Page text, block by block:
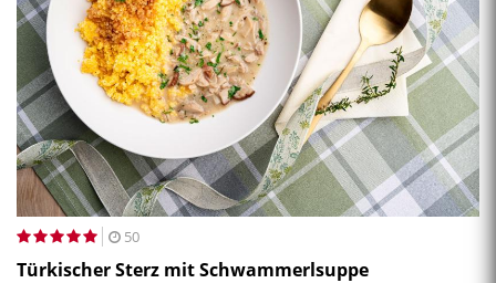
50
Türkischer Sterz mit Schwammerlsuppe